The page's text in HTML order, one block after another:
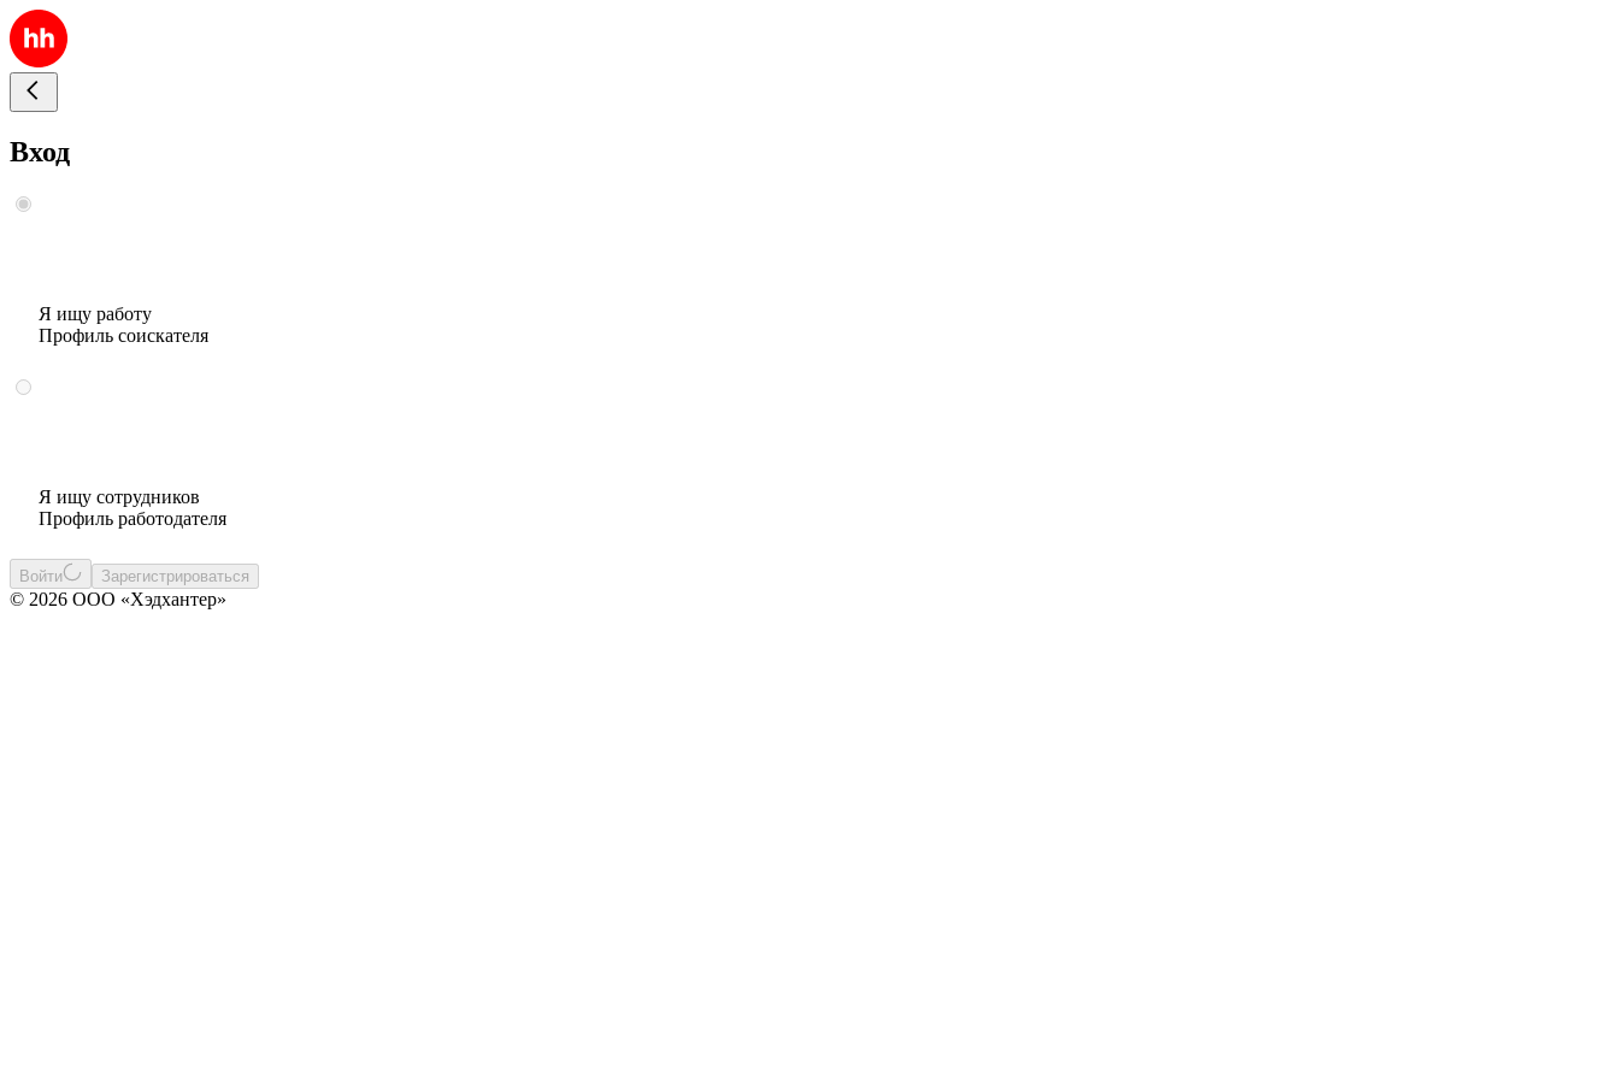
Вход
Я ищу работу
Профиль соискателя
Я ищу сотрудников
Профиль работодателя
Войти Зарегистрироваться
© 2026 ООО «Хэдхантер»